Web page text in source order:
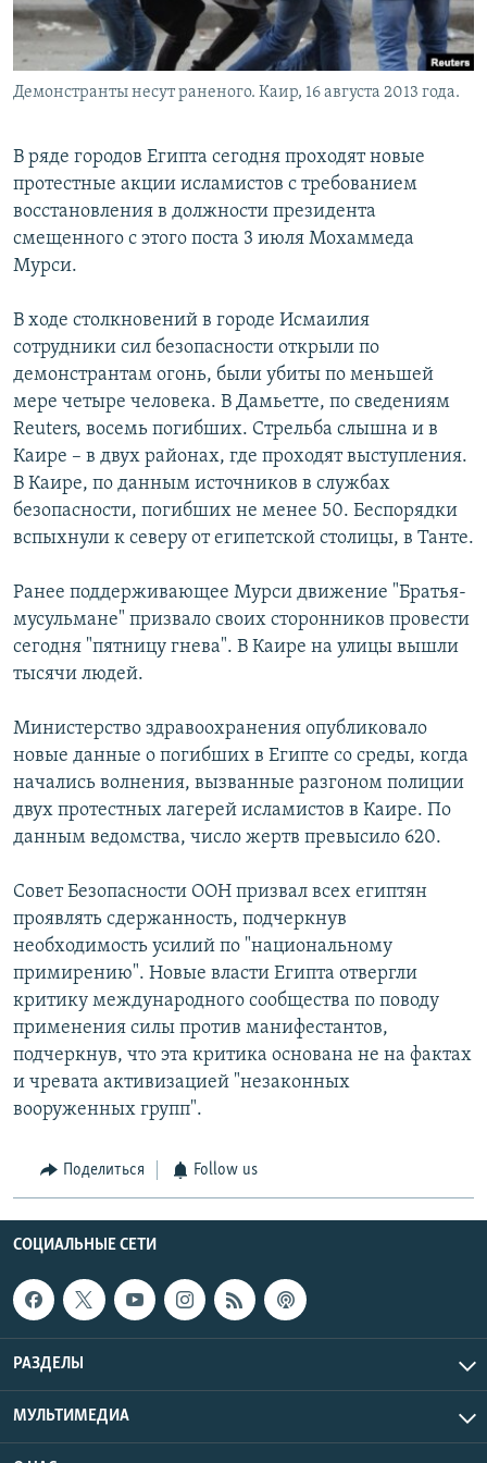
Հայերեն
English
Все сайты Радио Азатутюн
Демонстранты несут раненого. Каир, 16 августа 2013 года.
В ряде городов Египта сегодня проходят новые
протестные акции исламистов с требованием
восстановления в должности президента
смещенного с этого поста 3 июля Мохаммеда
Мурси.
В ходе столкновений в городе Исмаилия
сотрудники сил безопасности открыли по
демонстрантам огонь, были убиты по меньшей
мере четыре человека. В Дамьетте, по сведениям
Reuters, восемь погибших. Стрельба слышна и в
Каире – в двух районах, где проходят выступления.
В Каире, по данным источников в службах
безопасности, погибших не менее 50. Беспорядки
вспыхнули к северу от египетской столицы, в Танте.
Ранее поддерживающее Мурси движение "Братья-
мусульмане" призвало своих сторонников провести
сегодня "пятницу гнева". В Каире на улицы вышли
тысячи людей.
Министерство здравоохранения опубликовало
новые данные о погибших в Египте со среды, когда
начались волнения, вызванные разгоном полиции
двух протестных лагерей исламистов в Каире. По
данным ведомства, число жертв превысило 620.
Совет Безопасности ООН призвал всех египтян
проявлять сдержанность, подчеркнув
необходимость усилий по "национальному
примирению". Новые власти Египта отвергли
критику международного сообщества по поводу
применения силы против манифестантов,
подчеркнув, что эта критика основана не на фактах
и чревата активизацией "незаконных
вооруженных групп".
Поделиться Follow us
СОЦИАЛЬНЫЕ СЕТИ
РАЗДЕЛЫ
МУЛЬТИМЕДИА